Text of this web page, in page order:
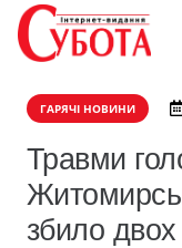
ГАРЯЧІ НОВИНИ
Травми
збило двох